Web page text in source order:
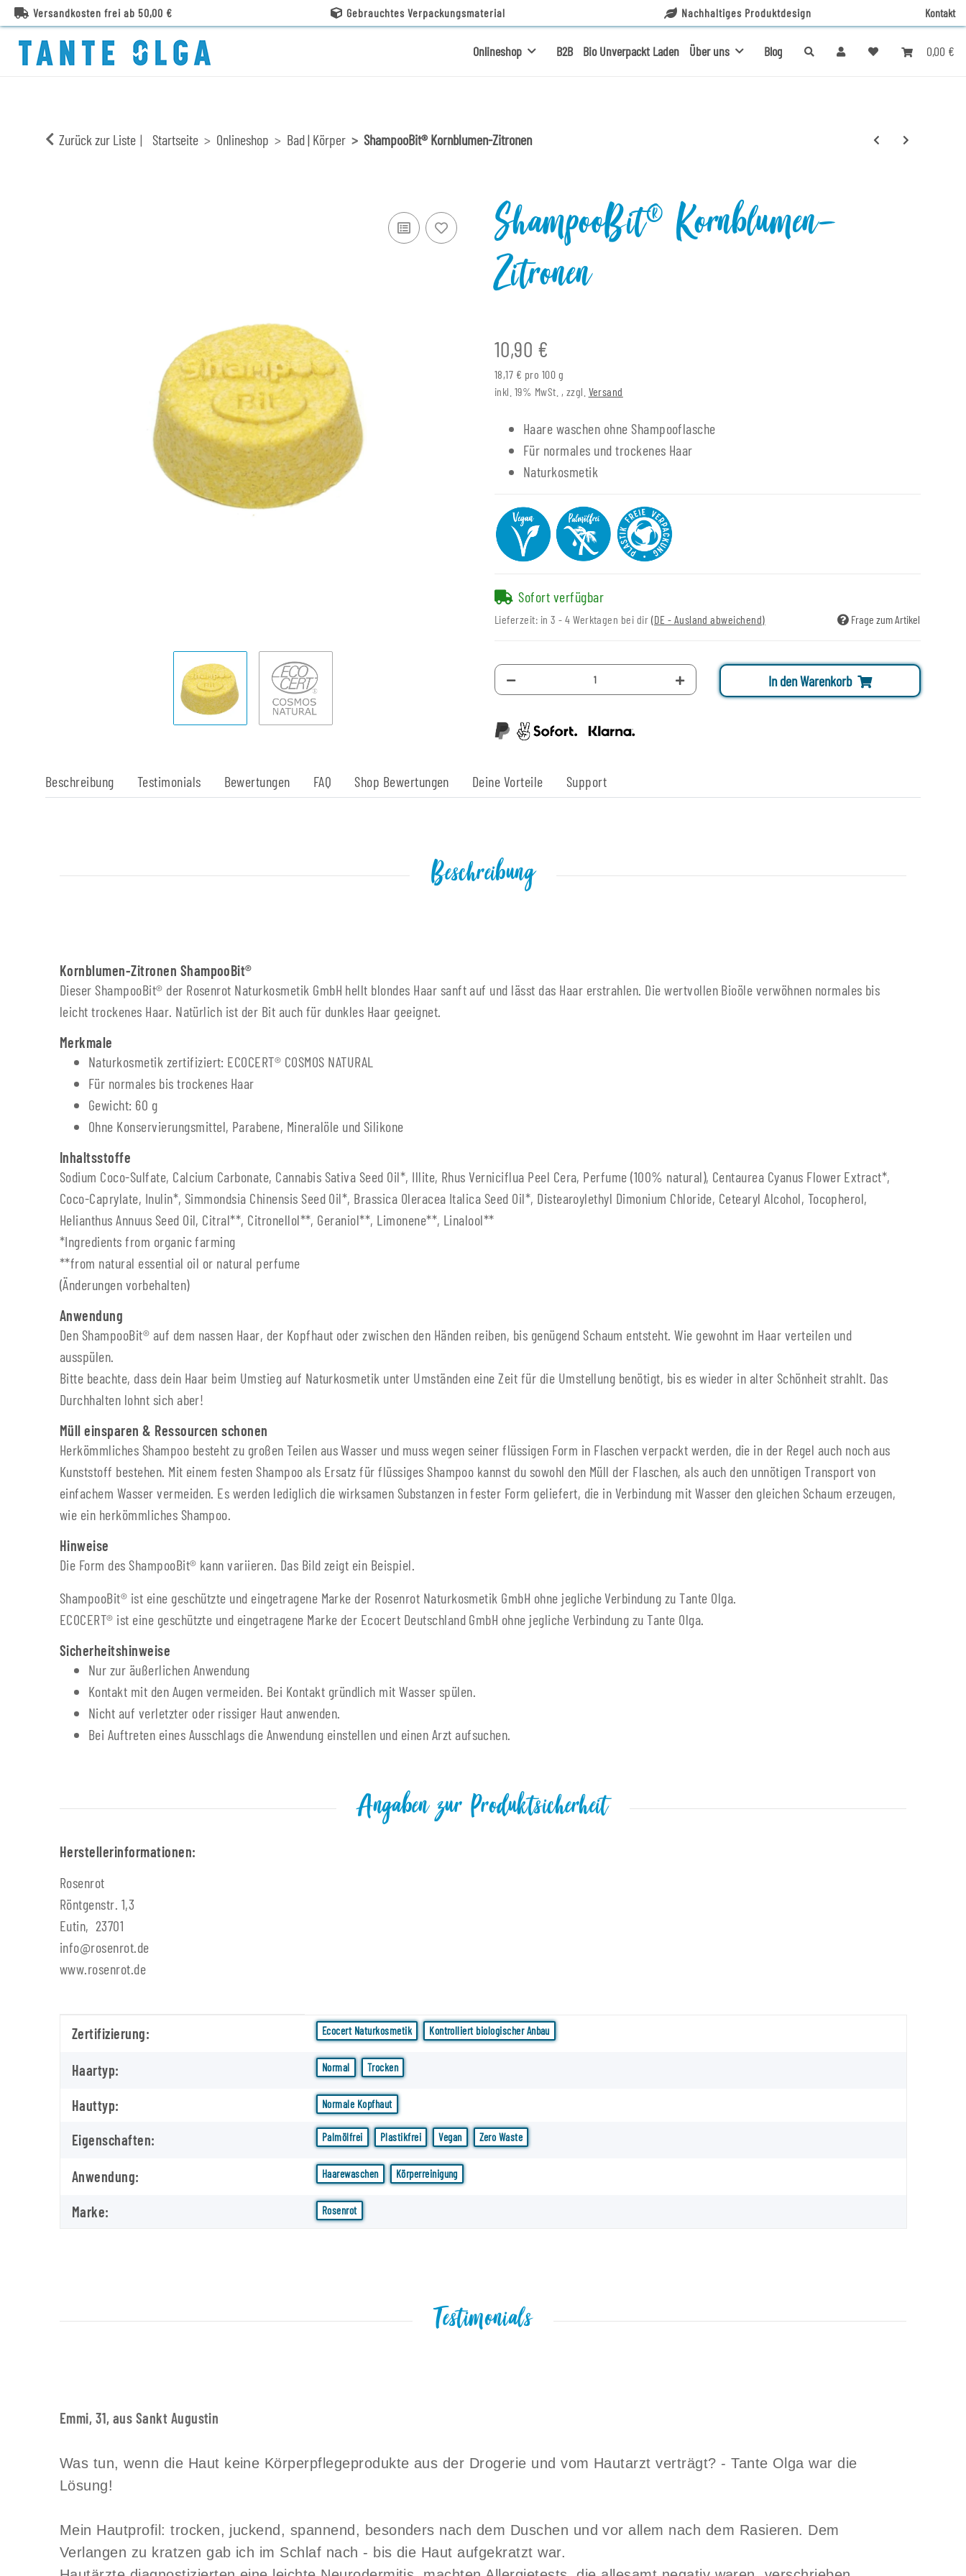
Versandkosten frei ab 50,00 € Gebrauchtes Verpackungsmaterial Nachhaltiges Produktdesign Kontakt
0,00 €
Onlineshop B2B Bio Unverpackt Laden Über uns Blog
Zurück zur Liste Startseite Onlineshop Bad | Körper ShampooBit® Kornblumen-Zitronen
ShampooBit® Kornblumen-
Zitronen
10,90 €
18,17 € pro 100 g
inkl. 19% MwSt. , zzgl. Versand
Haare waschen ohne Shampooflasche
Für normales und trockenes Haar
Naturkosmetik
Sofort verfügbar
Lieferzeit: in 3 - 4 Werktagen bei dir (DE - Ausland abweichend) Frage zum Artikel
In den Warenkorb
Beschreibung Testimonials Bewertungen FAQ Shop Bewertungen Deine Vorteile Support
Beschreibung
Kornblumen-Zitronen ShampooBit®
Dieser ShampooBit® der Rosenrot Naturkosmetik GmbH hellt blondes Haar sanft auf und lässt das Haar erstrahlen. Die wertvollen Bioöle verwöhnen normales bis
leicht trockenes Haar. Natürlich ist der Bit auch für dunkles Haar geeignet.
Merkmale
Naturkosmetik zertifiziert: ECOCERT® COSMOS NATURAL
Für normales bis trockenes Haar
Gewicht: 60 g
Ohne Konservierungsmittel, Parabene, Mineralöle und Silikone
Inhaltsstoffe
Sodium Coco-Sulfate, Calcium Carbonate, Cannabis Sativa Seed Oil*, Illite, Rhus Verniciflua Peel Cera, Perfume (100% natural), Centaurea Cyanus Flower Extract*,
Coco-Caprylate, Inulin*, Simmondsia Chinensis Seed Oil*, Brassica Oleracea Italica Seed Oil*, Distearoylethyl Dimonium Chloride, Cetearyl Alcohol, Tocopherol,
Helianthus Annuus Seed Oil, Citral**, Citronellol**, Geraniol**, Limonene**, Linalool**
*Ingredients from organic farming
**from natural essential oil or natural perfume
(Änderungen vorbehalten)
Anwendung
Den ShampooBit® auf dem nassen Haar, der Kopfhaut oder zwischen den Händen reiben, bis genügend Schaum entsteht. Wie gewohnt im Haar verteilen und
ausspülen.
Bitte beachte, dass dein Haar beim Umstieg auf Naturkosmetik unter Umständen eine Zeit für die Umstellung benötigt, bis es wieder in alter Schönheit strahlt. Das
Durchhalten lohnt sich aber!
Müll einsparen & Ressourcen schonen
Herkömmliches Shampoo besteht zu großen Teilen aus Wasser und muss wegen seiner flüssigen Form in Flaschen verpackt werden, die in der Regel auch noch aus
Kunststoff bestehen. Mit einem festen Shampoo als Ersatz für flüssiges Shampoo kannst du sowohl den Müll der Flaschen, als auch den unnötigen Transport von
einfachem Wasser vermeiden. Es werden lediglich die wirksamen Substanzen in fester Form geliefert, die in Verbindung mit Wasser den gleichen Schaum erzeugen,
wie ein herkömmliches Shampoo.
Hinweise
Die Form des ShampooBit® kann variieren. Das Bild zeigt ein Beispiel.
ShampooBit® ist eine geschützte und eingetragene Marke der Rosenrot Naturkosmetik GmbH ohne jegliche Verbindung zu Tante Olga.
ECOCERT® ist eine geschützte und eingetragene Marke der Ecocert Deutschland GmbH ohne jegliche Verbindung zu Tante Olga.
Sicherheitshinweise
Nur zur äußerlichen Anwendung
Kontakt mit den Augen vermeiden. Bei Kontakt gründlich mit Wasser spülen.
Nicht auf verletzter oder rissiger Haut anwenden.
Bei Auftreten eines Ausschlags die Anwendung einstellen und einen Arzt aufsuchen.
Angaben zur Produktsicherheit
Herstellerinformationen:
Rosenrot
Röntgenstr. 1,3
Eutin, 23701
info@rosenrot.de
www.rosenrot.de
Produkteigenschaft
Wert
Zertifizierung: Ecocert Naturkosmetik Kontrolliert biologischer Anbau
Haartyp: Normal Trocken
Hauttyp: Normale Kopfhaut
Eigenschaften: Palmölfrei Plastikfrei Vegan Zero Waste
Anwendung: Haarewaschen Körperreinigung
Marke: Rosenrot
Testimonials
Emmi, 31, aus Sankt Augustin
Was tun, wenn die Haut keine Körperpflegeprodukte aus der Drogerie und vom Hautarzt verträgt? - Tante Olga war die
Lösung!
Mein Hautprofil: trocken, juckend, spannend, besonders nach dem Duschen und vor allem nach dem Rasieren. Dem
Verlangen zu kratzen gab ich im Schlaf nach - bis die Haut aufgekratzt war.